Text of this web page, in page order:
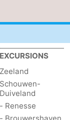
EXCURSIONS
Zeeland
Schouwen-
Duiveland
- Renesse